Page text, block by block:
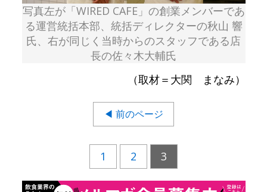
写真左が「WIRED CAFE」の創業メンバーであ
る運営統括本部、統括ディレクターの秋山 響
氏、右が同じく当時からのスタッフである店
長の佐々木大輔氏
（取材＝大関 まなみ）
◀ 前のページ
1 2 3